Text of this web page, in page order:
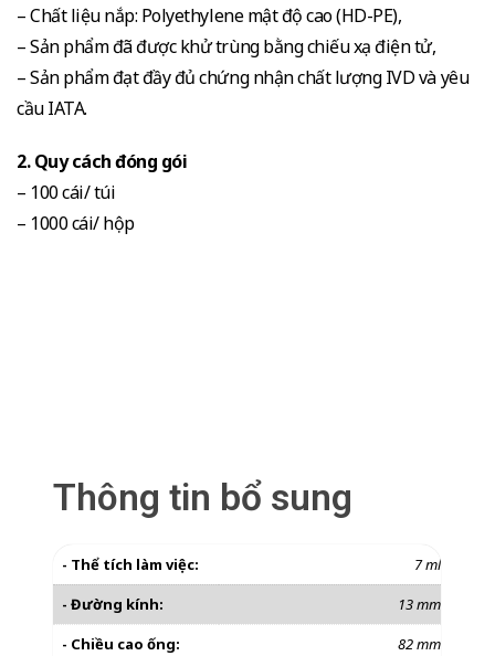
– Chất liệu nắp: Polyethylene mật độ cao (HD-PE),
– Sản phẩm đã được khử trùng bằng chiếu xạ điện tử,
– Sản phẩm đạt đầy đủ chứng nhận chất lượng IVD và yêu
cầu IATA.
2. Quy cách đóng gói
– 100 cái/ túi
– 1000 cái/ hộp
Thông tin bổ sung
- Thể tích làm việc:
7 ml
- Đường kính:
13 mm
- Chiều cao ống:
82 mm